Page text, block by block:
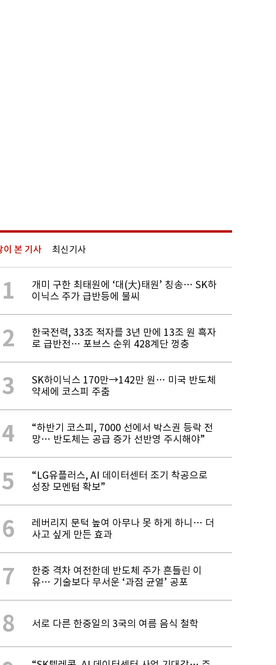
이 본 기사 최신기사
1
개미 구한 최태원에 ‘대(大)태원’ 칭송… SK하
이닉스 주가 급반등에 불씨
2
한국전력, 33조 적자를 3년 만에 13조 원 흑자
로 급반전… 포브스 순위 428계단 껑충
3
SK하이닉스 170만→142만 원… 미국 반도체
약세에 코스피 주춤
4
“하반기 코스피, 7000 선에서 박스권 등락 전
망… 반도체는 공급 증가 선반영 주시해야”
5
“LG유플러스, AI 데이터센터 조기 착공으로
성장 모멘텀 확보”
6
레버리지 문턱 높여 아무나 못 하게 하니… 더
사고 싶게 만든 효과
7
한중 격차 여전한데 반도체 주가 흔들린 이
유… 기술보다 무서운 ‘과점 균열’ 공포
8 서로 다른 한중일의 3국의 여름 음식 철학